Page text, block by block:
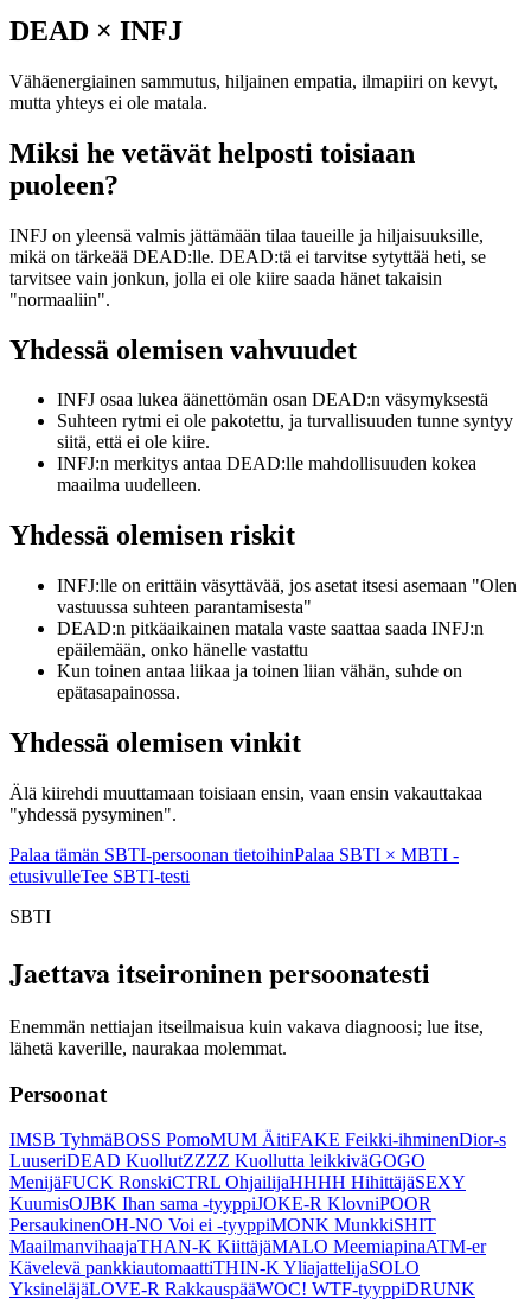
DEAD × INFJ
Vähäenergiainen sammutus, hiljainen empatia, ilmapiiri on kevyt,
mutta yhteys ei ole matala.
Miksi he vetävät helposti toisiaan
puoleen?
INFJ on yleensä valmis jättämään tilaa taueille ja hiljaisuuksille,
mikä on tärkeää DEAD:lle. DEAD:tä ei tarvitse sytyttää heti, se
tarvitsee vain jonkun, jolla ei ole kiire saada hänet takaisin
"normaaliin".
Yhdessä olemisen vahvuudet
INFJ osaa lukea äänettömän osan DEAD:n väsymyksestä
Suhteen rytmi ei ole pakotettu, ja turvallisuuden tunne syntyy
siitä, että ei ole kiire.
INFJ:n merkitys antaa DEAD:lle mahdollisuuden kokea
maailma uudelleen.
Yhdessä olemisen riskit
INFJ:lle on erittäin väsyttävää, jos asetat itsesi asemaan "Olen
vastuussa suhteen parantamisesta"
DEAD:n pitkäaikainen matala vaste saattaa saada INFJ:n
epäilemään, onko hänelle vastattu
Kun toinen antaa liikaa ja toinen liian vähän, suhde on
epätasapainossa.
Yhdessä olemisen vinkit
Älä kiirehdi muuttamaan toisiaan ensin, vaan ensin vakauttakaa
"yhdessä pysyminen".
Palaa tämän SBTI-persoonan tietoihinPalaa SBTI × MBTI -
etusivulleTee SBTI-testi
SBTI
Jaettava itseironinen persoonatesti
Enemmän nettiajan itseilmaisua kuin vakava diagnoosi; lue itse,
lähetä kaverille, naurakaa molemmat.
Persoonat
IMSB TyhmäBOSS PomoMUM ÄitiFAKE Feikki-ihminenDior-s
LuuseriDEAD KuollutZZZZ Kuollutta leikkiväGOGO
MenijäFUCK RonskiCTRL OhjailijaHHHH HihittäjäSEXY
KuumisOJBK Ihan sama -tyyppiJOKE-R KlovniPOOR
PersaukinenOH-NO Voi ei -tyyppiMONK MunkkiSHIT
MaailmanvihaajaTHAN-K KiittäjäMALO MeemiapinaATM-er
Kävelevä pankkiautomaattiTHIN-K YliajattelijaSOLO
YksineläjäLOVE-R RakkauspääWOC! WTF-tyyppiDRUNK